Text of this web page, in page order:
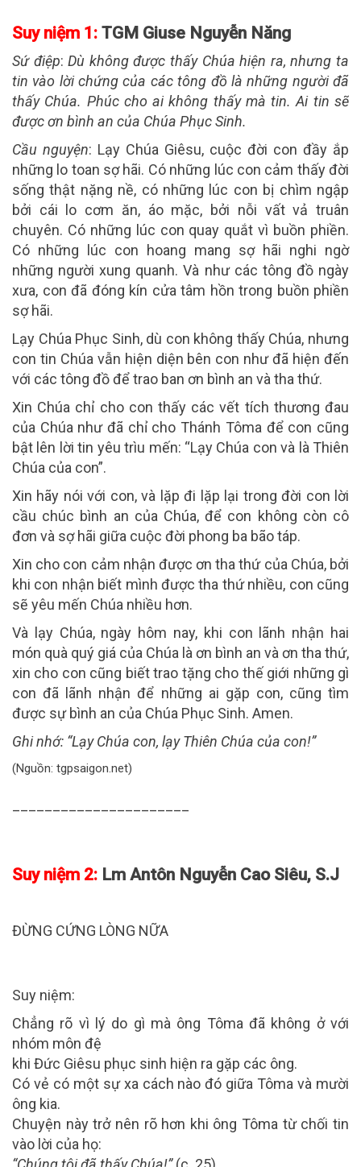
Suy niệm 1: TGM Giuse Nguyễn Năng
Sứ điệp:Dù không được thấy Chúa hiện ra, nhưng ta
tin vào lời chứng của các tông đồ là những người đã
thấy Chúa. Phúc cho ai không thấy mà tin. Ai tin sẽ
được ơn bình an của Chúa Phục Sinh.
Cầu nguyện: Lạy Chúa Giêsu, cuộc đời con đầy ắp
những lo toan sợ hãi. Có những lúc con cảm thấy đời
sống thật nặng nề, có những lúc con bị chìm ngập
bởi cái lo cơm ăn, áo mặc, bởi nỗi vất vả truân
chuyên. Có những lúc con quay quắt vì buồn phiền.
Có những lúc con hoang mang sợ hãi nghi ngờ
những người xung quanh. Và như các tông đồ ngày
xưa, con đã đóng kín cửa tâm hồn trong buồn phiền
sợ hãi.
Lạy Chúa Phục Sinh, dù con không thấy Chúa, nhưng
con tin Chúa vẫn hiện diện bên con như đã hiện đến
với các tông đồ để trao ban ơn bình an và tha thứ.
Xin Chúa chỉ cho con thấy các vết tích thương đau
của Chúa như đã chỉ cho Thánh Tôma để con cũng
bật lên lời tin yêu trìu mến: “Lạy Chúa con và là Thiên
Chúa của con”.
Xin hãy nói với con, và lặp đi lặp lại trong đời con lời
cầu chúc bình an của Chúa, để con không còn cô
đơn và sợ hãi giữa cuộc đời phong ba bão táp.
Xin cho con cảm nhận được ơn tha thứ của Chúa, bởi
khi con nhận biết mình được tha thứ nhiều, con cũng
sẽ yêu mến Chúa nhiều hơn.
Và lạy Chúa, ngày hôm nay, khi con lãnh nhận hai
món quà quý giá của Chúa là ơn bình an và ơn tha thứ,
xin cho con cũng biết trao tặng cho thế giới những gì
con đã lãnh nhận để những ai gặp con, cũng tìm
được sự bình an của Chúa Phục Sinh. Amen.
Ghi nhớ: “Lạy Chúa con, lạy Thiên Chúa của con!”
(Nguồn: tgpsaigon.net)
Suy niệm 2: Lm Antôn Nguyễn Cao Siêu, S.J
ĐỪNG CỨNG LÒNG NỮA
Suy niệm:
Chẳng rõ vì lý do gì mà ông Tôma đã không ở với
nhóm môn đệ
khi Đức Giêsu phục sinh hiện ra gặp các ông.
Có vẻ có một sự xa cách nào đó giữa Tôma và mười
ông kia.
Chuyện này trở nên rõ hơn khi ông Tôma từ chối tin
vào lời của họ: